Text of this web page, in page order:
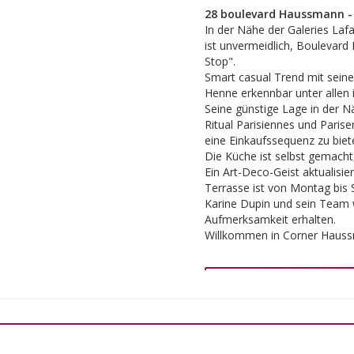
28 boulevard Haussmann -
In der Nähe der Galeries
ist unvermeidlich,
Stop".
Smart casual Trend mit
Henne erkennbar unter
Seine günstige Lage in der
Ritual Parisiennes und
eine Einkaufssequenz zu
Die Küche ist selbst
Ein Art-Deco-Geist
Terrasse ist von Montag bis
Karine Dupin und sein
Aufmerksamkeit erhalten.
Willkommen in Corner